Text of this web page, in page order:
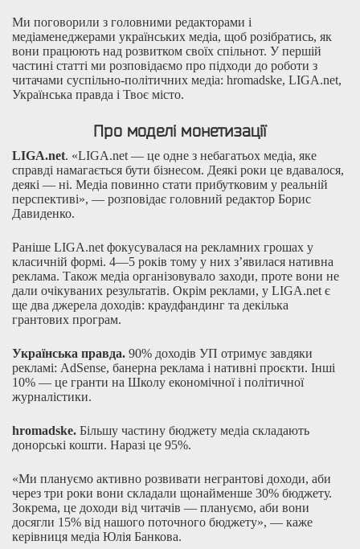
Ми поговорили з головними редакторами і
медіаменеджерами українських медіа, щоб розібратись, як
вони працюють над розвитком своїх спільнот. У першій
частині статті ми розповідаємо про підходи до роботи з
читачами суспільно-політичних медіа: hromadske, LIGA.net,
Українська правда і Твоє місто.
Про моделі монетизації
LIGA.net. «LIGA.net — це одне з небагатьох медіа, яке
справді намагається бути бізнесом. Деякі роки це вдавалося,
деякі — ні. Медіа повинно стати прибутковим у реальній
перспективі», — розповідає головний редактор Борис
Давиденко.
Раніше LIGA.net фокусувалася на рекламних грошах у
класичній формі. 4—5 років тому у них з’явилася нативна
реклама. Також медіа організовувало заходи, проте вони не
дали очікуваних результатів. Окрім реклами, у LIGA.net є
ще два джерела доходів: краудфандинг та декілька
грантових програм.
Українська правда. 90% доходів УП отримує завдяки
рекламі: AdSense, банерна реклама і нативні проєкти. Інші
10% — це гранти на Школу економічної і політичної
журналістики.
hromadske. Більшу частину бюджету медіа складають
донорські кошти. Наразі це 95%.
«Ми плануємо активно розвивати негрантові доходи, аби
через три роки вони складали щонайменше 30% бюджету.
Зокрема, це доходи від читачів — плануємо, аби вони
досягли 15% від нашого поточного бюджету», — каже
керівниця медіа Юлія Банкова.